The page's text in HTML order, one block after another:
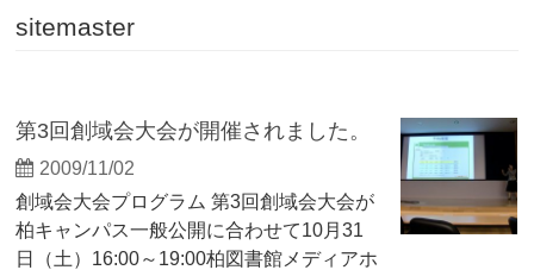
sitemaster
第3回創域会大会が開催されました。
2009/11/02
創域会大会プログラム 第3回創域会大会が
柏キャンパス一般公開に合わせて10月31
日（土）16:00～19:00柏図書館メディアホ